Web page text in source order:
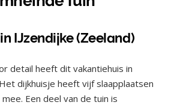
IJzendijke (Zeeland)
detail heeft dit vakantiehuis in
dijkhuisje heeft vijf slaapplaatsen
Een deel van de tuin is